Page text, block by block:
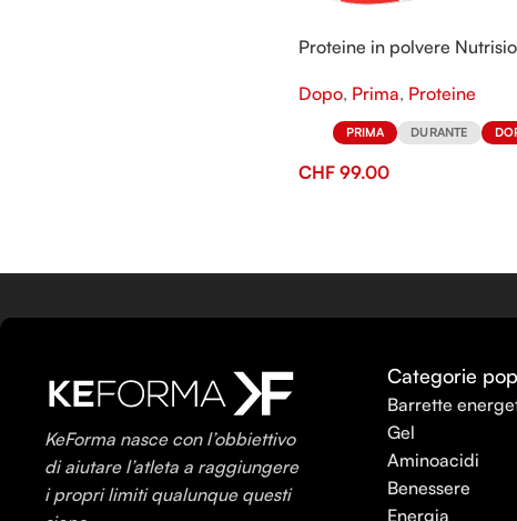
Proteine in polvere
Dopo, Prima, Proteine
PRIMA DURANTE
CHF99.00
KeForma nasce con l’obbiettivo
di aiutare l’atleta a raggiungere
i propri limiti qualunque questi
Categorie
Barrette
Gel
Aminoacidi
Benessere
Energia